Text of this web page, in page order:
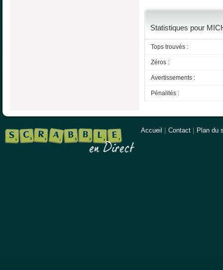
Statistiques pour
Tops trouvés :
Zéros :
Avertissements :
Pénalités :
Accueil Contact Plan du